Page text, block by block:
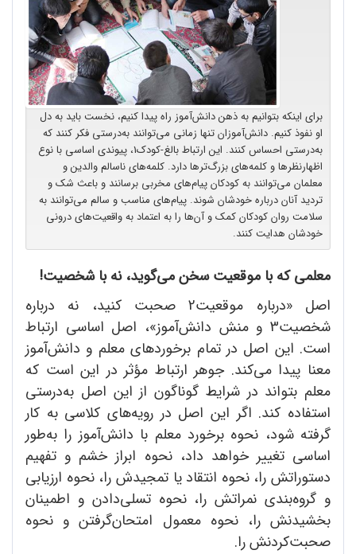
برای اینکه بتوانیم به ذهن دانش‌آموز راه پیدا کنیم، نخست باید به دل
او نفوذ کنیم. دانش‌آموزان تنها زمانی می‌توانند به‌درستی فکر کنند که
به‌درستی احساس کنند. این ارتباط بالغ-کودک1‌، پیوندی اساسی با نوع
اظهارنظرها و کلمه‌های بزرگ‌ترها دارد. کلمه‌های ناسالم والدین و
معلمان می‌توانند به کودکان پیام‌های مخربی برسانند و باعث شک و
تردید آنان درباره خودشان شوند. پیام‌های مناسب و سالم می‌توانند به
سلامت روان کودکان کمک و آن‌ها را به اعتماد به واقعیت‌های درونی
خودشان هدایت کنند.
معلمی که با موقعیت سخن می‌گوید، نه با شخصیت!
اصل «درباره موقعیت2 صحبت کنید، نه درباره
شخصیت3 و منش دانش‌آموز»، اصل اساسی ارتباط
است. این اصل در تمام برخوردهای معلم و دانش‌آموز
معنا پیدا می‌کند. جوهر ارتباط مؤثر در این است که
معلم بتواند در شرایط گوناگون از این اصل به‌درستی
استفاده کند. اگر این اصل در رویه‌های کلاسی به کار
گرفته شود، نحوه برخورد معلم با دانش‌آموز را به‌طور
اساسی تغییر خواهد داد، نحوه ابراز خشم و تفهیم
دستوراتش را، نحوه انتقاد یا تمجیدش را، نحوه ارزیابی
و گروه‌بندی نمراتش را، نحوه تسلی‌دادن و اطمینان
بخشیدنش را، نحوه معمول امتحان‌گرفتن و نحوه
صحبت‌کردنش را.